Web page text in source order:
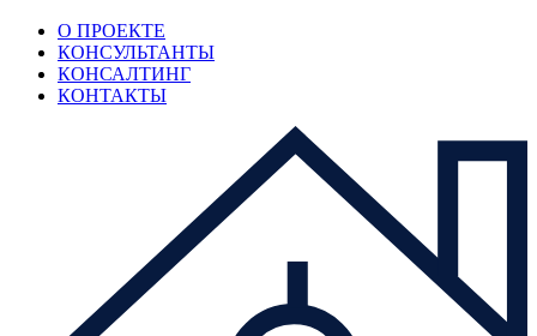
О ПРОЕКТЕ
КОНСУЛЬТАНТЫ
КОНСАЛТИНГ
КОНТАКТЫ